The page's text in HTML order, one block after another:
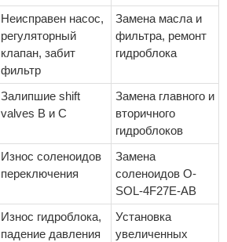
Неисправен насос,
регуляторный
клапан, забит
фильтр
Замена масла и
фильтра, ремонт
гидроблока
Залипшие shift
valves B и C
Замена главного и
вторичного
гидроблоков
Износ соленоидов
переключения
Замена
соленоидов O-
SOL-4F27E-AB
Износ гидроблока,
падение давления
Установка
увеличенных